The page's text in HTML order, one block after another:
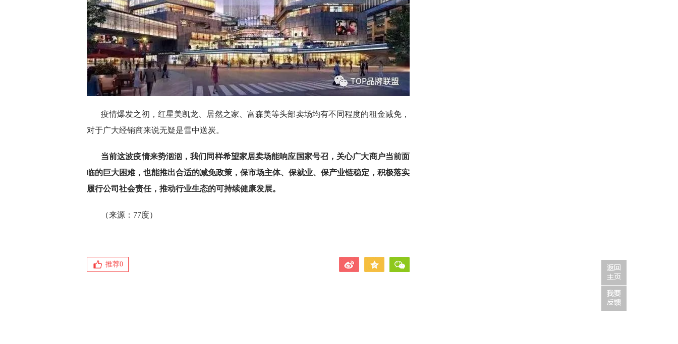
疫情爆发之初，红星美凯龙、居然之家、富森美等头部卖场均有不同程度的租金减免，
对于广大经销商来说无疑是雪中送炭。
当前这波疫情来势汹汹，我们同样希望家居卖场能响应国家号召，关心广大商户当前面
临的巨大困难，也能推出合适的减免政策，保市场主体、保就业、保产业链稳定，积极落实
履行公司社会责任，推动行业生态的可持续健康发展。
（来源：77度）
推荐0